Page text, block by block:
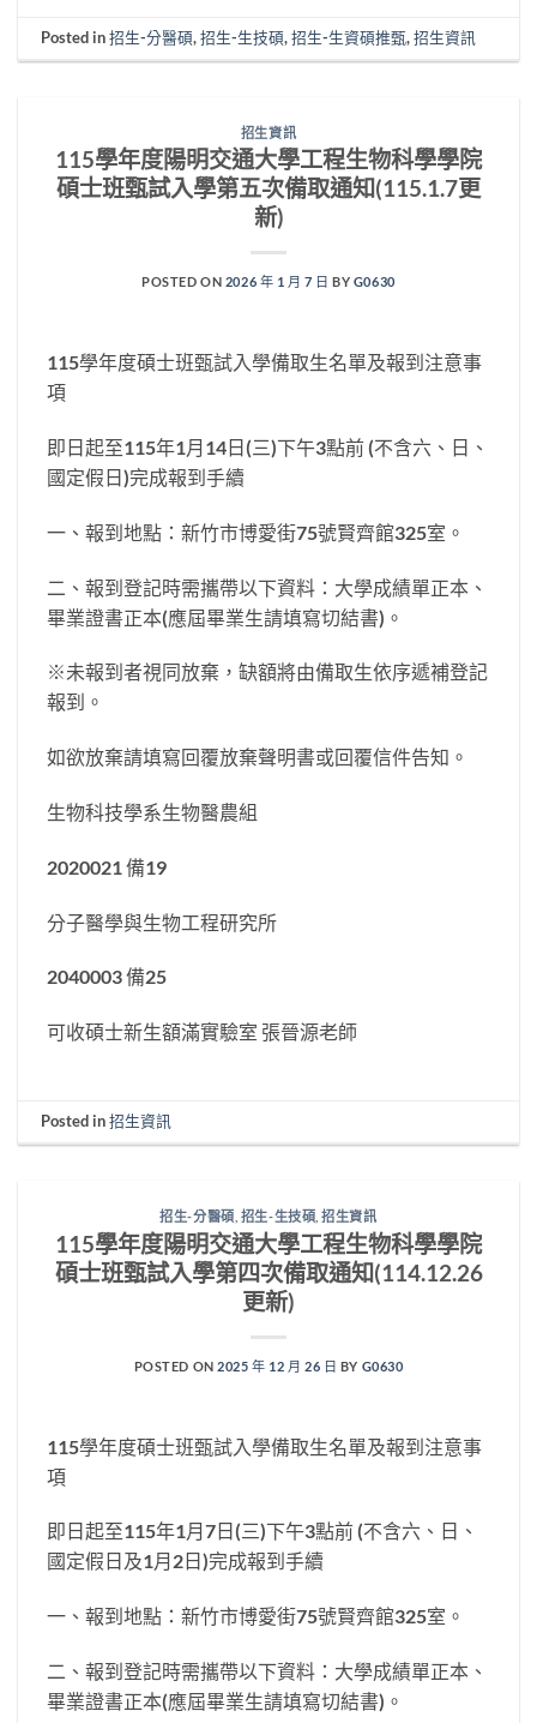
Posted in招生-分醫碩,招生-生技碩,招生-生資碩推甄,招生資訊
招生資訊
115學年度陽明交通大學工程生物科學學院
碩士班甄試入學第五次備取通知(115.1.7更
新)
POSTED ON 2026 年 1 月 7 日 BY G0630
115學年度碩士班甄試入學備取生名單及報到注意事
項
即日起至115年1月14日(三)下午3點前 (不含六、日、
國定假日)完成報到手續
一、報到地點：新竹市博愛街75號賢齊館325室。
二、報到登記時需攜帶以下資料：大學成績單正本、
畢業證書正本(應屆畢業生請填寫切結書)。
※未報到者視同放棄，缺額將由備取生依序遞補登記
報到。
如欲放棄請填寫回覆放棄聲明書或回覆信件告知。
生物科技學系生物醫農組
2020021 備19
分子醫學與生物工程研究所
2040003 備25
可收碩士新生額滿實驗室 張晉源老師
Posted in招生資訊
招生-分醫碩 招生-生技碩 ,招生資訊
115學年度陽明交通大學工程生物科學學院
碩士班甄試入學第四次備取通知(114.12.26
更新)
POSTED ON2025 年 12 月 26 日 BY G0630
115學年度碩士班甄試入學備取生名單及報到注意事
項
即日起至115年1月7日(三)下午3點前 (不含六、日、
國定假日及1月2日)完成報到手續
一、報到地點：新竹市博愛街75號賢齊館325室。
二、報到登記時需攜帶以下資料：大學成績單正本、
畢業證書正本(應屆畢業生請填寫切結書)。